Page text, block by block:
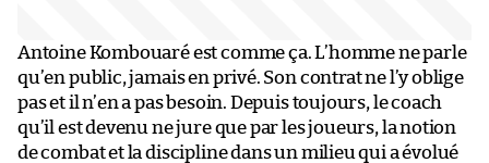
Antoine Kombouaré est comme ça. L’homme ne parle
qu’en public, jamais en privé. Son contrat ne l’y oblige
pas et il n’en a pas besoin. Depuis toujours, le coach
qu’il est devenu ne jure que par les joueurs, la notion
de combat et la discipline dans un milieu qui a évolué